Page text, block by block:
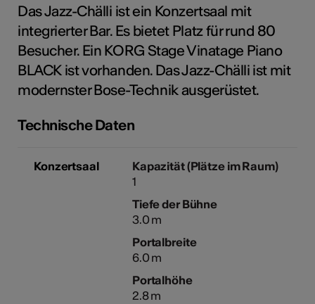
Das Jazz-Chälli ist ein Konzertsaal mit
integrierter Bar. Es bietet Platz für rund 80
Besucher. Ein KORG Stage Vinatage Piano
BLACK ist vorhanden. Das Jazz-Chälli ist mit
modernster Bose-Technik ausgerüstet.
Technische Daten
Konzertsaal
Kapazität (Plätze im Raum)
1
Tiefe der Bühne
3.0 m
Portalbreite
6.0 m
Portalhöhe
2.8 m